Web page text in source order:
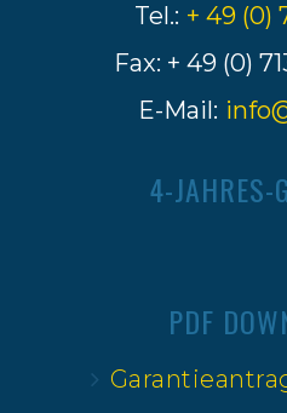
Tel.: + 49 (0)
Fax: + 49 (0)
E-Mail:
4-JAHRES-
PDF